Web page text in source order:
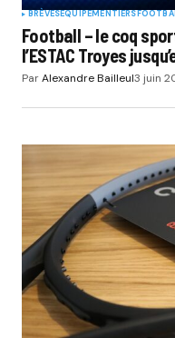
BRÈVESEQUIPEMENTIERS
Football – le coq
l’ESTAC Troyes
ParAlexandre Bailleul3 juin